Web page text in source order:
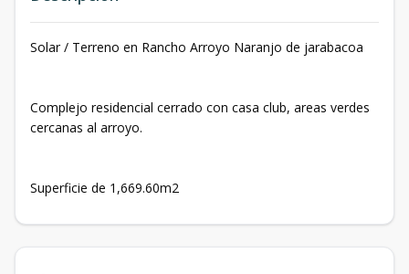
Solar / Terreno en Rancho Arroyo Naranjo de jarabacoa
Complejo residencial cerrado con casa club, areas verdes
cercanas al arroyo.
Superficie de 1,669.60m2